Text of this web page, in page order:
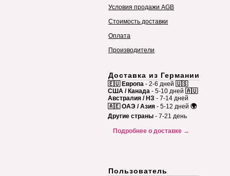
Условия продажи AGB
Стоимость доставки
Оплата
Производители
Доставка из Германии
🇪🇺 Европа - 2-6 дней 🇺🇸
США / Канада - 5-10 дней 🇦🇺
Австралия / НЗ - 7-14 дней
🇦🇪 ОАЭ / Азия - 5-12 дней 🌍
Другие страны - 7-21 день
Подробнее о доставке →
Пользователь